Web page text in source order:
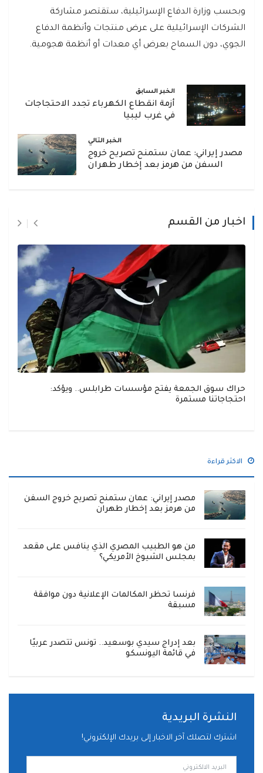
وبحسب وزارة الدفاع الإسرائيلية، ستقتصر مشاركة
الشركات الإسرائيلية على عرض منتجات وأنظمة الدفاع
الجوي، دون السماح بعرض أي معدات أو أنظمة هجومية.
الخبر السابق
أزمة انقطاع الكهرباء تجدد الاحتجاجات
في غرب ليبيا
الخبر التالي
مصدر إيراني: عمان ستمنح تصريح خروج
السفن من هرمز بعد إخطار طهران
اخبار من القسم
حراك سوق الجمعة يفتح مؤسسات طرابلس.. ويؤكد:
احتجاجاتنا مستمرة
الاكثر قراءة
مصدر إيراني: عمان ستمنح تصريح خروج السفن
من هرمز بعد إخطار طهران
من هو الطبيب المصري الذي ينافس على مقعد
بمجلس الشيوخ الأمريكي؟
فرنسا تحظر المكالمات الإعلانية دون موافقة
مسبقة
بعد إدراج سيدي بوسعيد.. تونس تتصدر عربيًا
في قائمة اليونسكو
النشرة البريدية
اشترك لتصلك آخر الاخبار إلى بريدك الإلكتروني!